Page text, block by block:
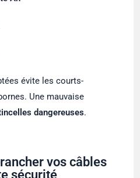
évite les courts-
Une mauvaise
dangereuses.
vos câbles
sécurité